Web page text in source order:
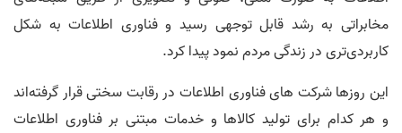
مخابراتی به رشد قابل توجهی رسید و فناوری اطلاعات به شکل
کاربرد‌ی‌تری در زندگی مردم نمود پیدا کرد.
این روزها شرکت های فناوری اطلاعات در رقابت سختی قرار گرفته‌اند
و هر کدام برای تولید کالاها و خدمات مبتنی بر فناوری اطلاعات